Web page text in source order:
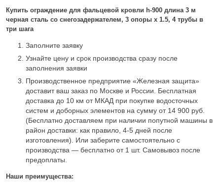
Купить ограждение для фальцевой кровли h-900 длина 3 м
черная сталь со снегозадержателем, 3 опоры х 1.5, 4 трубы в
три шага
Заполните заявку
Узнайте цену и срок производства сразу после
заполнения заявки
Производственное предприятие «Железная защита»
доставит ваш заказ по Москве и России. Бесплатная
доставка до 10 км от МКАД при покупке водосточных
систем и доборных элементов на сумму от 14 900 руб.
(Бесплатно доставляем при наличии попутной машины в
район доставки: как правило, 4-5 дней после
изготовления). Или заберите самостоятельно с
производства — бесплатно от 1 шт. Самовывоз после
предоплаты.
Наши преимущества: